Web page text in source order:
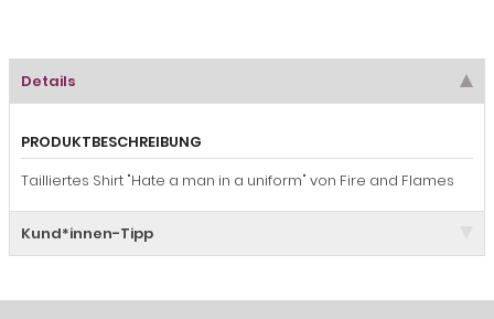
Details
PRODUKTBESCHREIBUNG
Tailliertes Shirt "Hate a man in a uniform" von Fire and Flames
Kund*innen-Tipp